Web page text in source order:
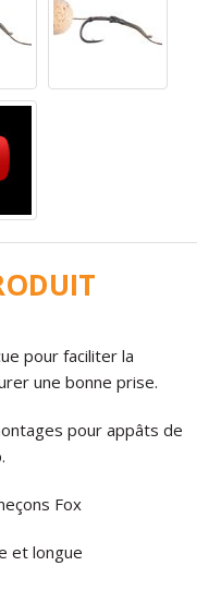
pour faciliter la
une bonne prise.
pour appâts de
Fox
et longue